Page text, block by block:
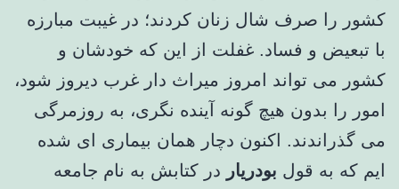
کشور را صرف شال زنان کردند؛ در غیبت مبارزه
با تبعیض و فساد. غفلت از این که خودشان و
کشور می تواند امروز میراث دار غرب دیروز شود،
امور را بدون هیچ گونه آینده نگری، به روزمرگی
می گذراندند. اکنون دچار همان بیماری ای شده
ایم که به قول بودریار در کتابش به نام جامعه